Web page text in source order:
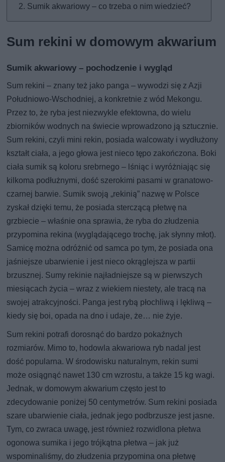
Sumik akwariowy – co trzeba o nim wiedzieć?
Sum rekini w domowym akwarium
Sumik akwariowy – pochodzenie i wygląd
Sum rekini – znany też jako panga – wywodzi się z Azji
Południowo-Wschodniej, a konkretnie z wód Mekongu.
Przez to, że ryba jest niezwykle efektowna, do wielu
zbiorników wodnych na świecie wprowadzono ją sztucznie.
Sum rekini, czyli mini rekin, posiada walcowaty i wydłużony
kształt ciała, a jego głowa jest nieco tępo zakończona. Boki
ciała sumik są koloru srebrnego – lśniąc i wyróżniając się
kilkoma podłużnymi, dość szerokimi pasami w granatowo-
czarnej barwie. Sumik swoją „rekinią” nazwę w Polsce
zyskał dzięki temu, że posiada sterczącą płetwę na
grzbiecie – właśnie ona sprawia, że ryba do złudzenia
przypomina rekina (wyglądającego trochę, jak słynny młot).
Samicę można odróżnić od samca po tym, że posiada ona
jaśniejsze ubarwienie i jest nieco okrąglejsza w partii
brzusznej. Sumy rekinie najładniejsze są w pierwszych
miesiącach życia – wraz z wiekiem niestety, ale tracą na
swojej atrakcyjności. Panga jest rybą płochliwą i lękliwą –
kiedy się boi, opada na dno i udaje, że… nie żyje.
Sum rekini potrafi dorosnąć do bardzo pokaźnych
rozmiarów. Mimo to, hodowla akwariowa ryb nadal jest
dość popularna. W środowisku naturalnym, rekin sumi
może osiągnąć nawet 130 cm wzrostu, a także 15 kg wagi.
Jednak, w domowym akwarium często jest to
zdecydowanie poniżej 50 centymetrów. Sum rekini posiada
szare ubarwienie ciała, jednak jego podbrzusze jest jasne.
Tym, co zwraca uwagę, jest również rozwidlona płetwa
ogonowa sumika i jego trójkątna płetwa – jak już
wspominaliśmy, do złudzenia przypomina ona płetwę